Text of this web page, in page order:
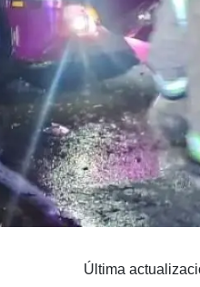
Última